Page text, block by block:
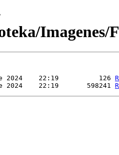
Imagenes/
2024    22:19          126
2024    22:19       598241